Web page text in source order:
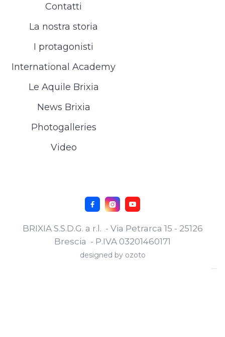
Contatti
La nostra storia
I protagonisti
International Academy
Le Aquile Brixia
News Brixia
Photogalleries
Video
BRIXIA S.S.D.G. a r.l. - Via Petrarca 15 - 25126
Brescia - P.IVA 03201460171
designed by ozoto
  